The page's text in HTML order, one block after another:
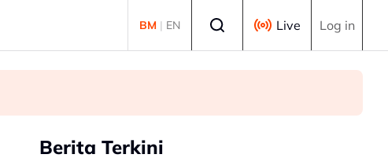
BM | EN Live Log in
Berita Terkini